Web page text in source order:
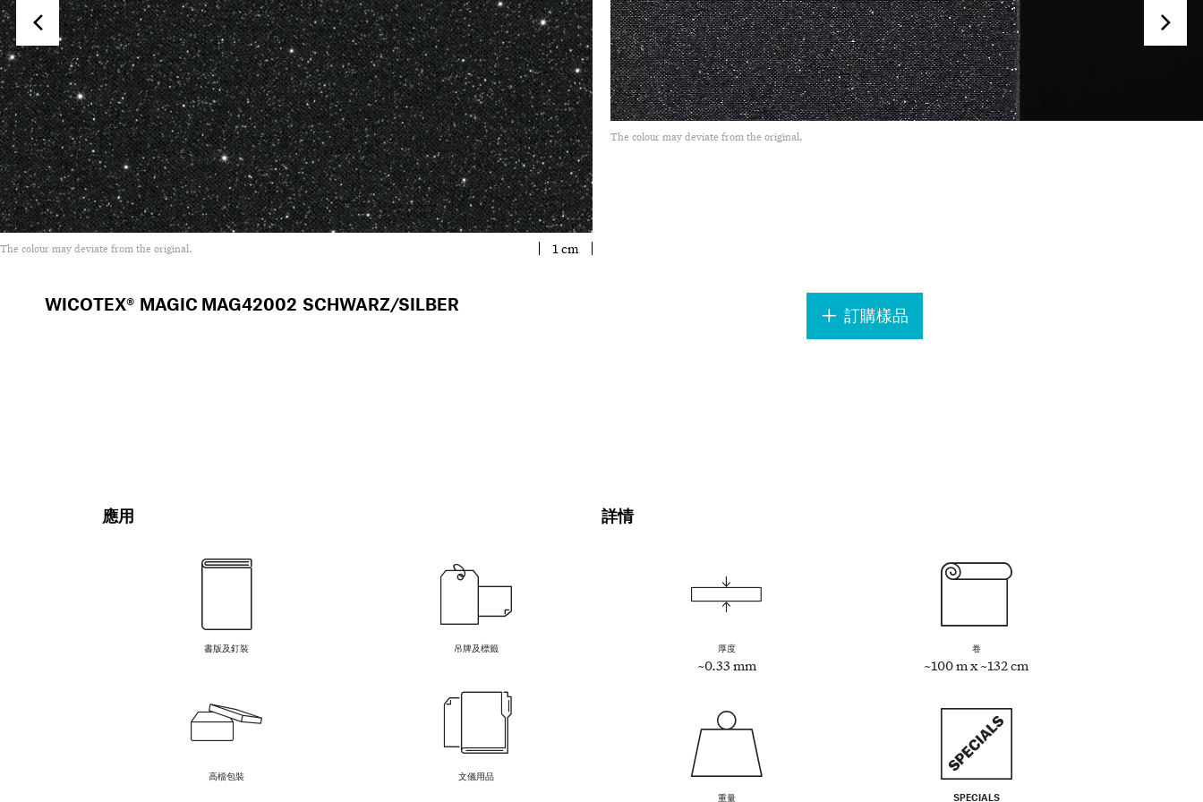
The colour may deviate from the original. 1 cm
The colour may deviate from the original.
WICOTEX® MAGIC MAG42002 SCHWARZ/SILBER
訂購樣品
應用
書版及釘裝 吊牌及標籤
高檔包裝 文儀用品
詳情
厚度
~0.33 mm
卷
~100 m x ~132 cm
重量 SPECIALS